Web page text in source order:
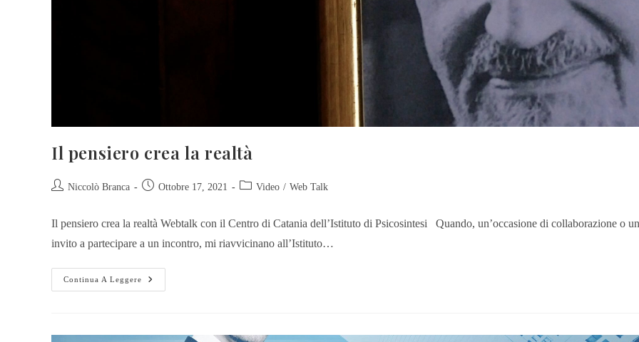
Il pensiero crea la realtà
Niccolò Branca Ottobre 17, 2021 Video / Web Talk
Il pensiero crea la realtà Webtalk con il Centro di Catania dell’Istituto di Psicosintesi Quando, un’occasione di collaborazione o un
invito a partecipare a un incontro, mi riavvicinano all’Istituto…
Continua A Leggere